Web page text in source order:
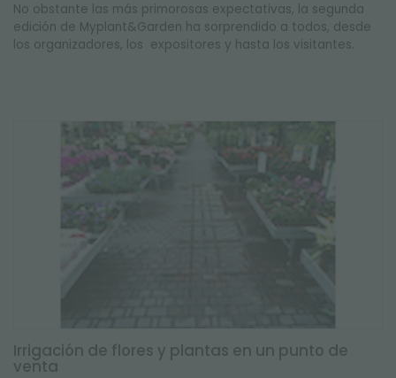
No obstante las más primorosas expectativas, la segunda
edición de Myplant&Garden ha sorprendido a todos, desde
los organizadores, los expositores y hasta los visitantes.
Irrigación de flores y plantas en un punto de
venta